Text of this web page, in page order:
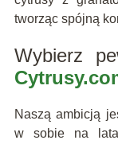
tworząc spójną
Wybierz
Naszą ambicją
w sobie na